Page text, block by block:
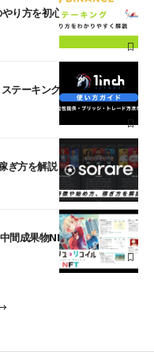
り方を初心者でもわかりや
テーキング・トレード方法
ぎ方を解説
間成果物NFTをオークション